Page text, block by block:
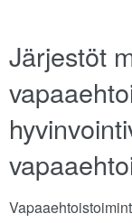
Järjestöt